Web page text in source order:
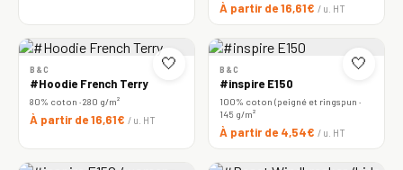
À partir de 16,61€ / u. HT
🤍
B&C
#Hoodie French Terry
80% coton · 280 g/m²
À partir de 16,61€ / u. HT
🤍
B&C
#inspire E150
100% coton (peigné et ringspun ·
145 g/m²
À partir de 4,54€ / u. HT